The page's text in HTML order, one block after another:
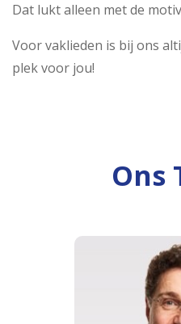
Dat lukt alleen met de
Voor vaklieden is bij ons
plek voor jou!
Ons